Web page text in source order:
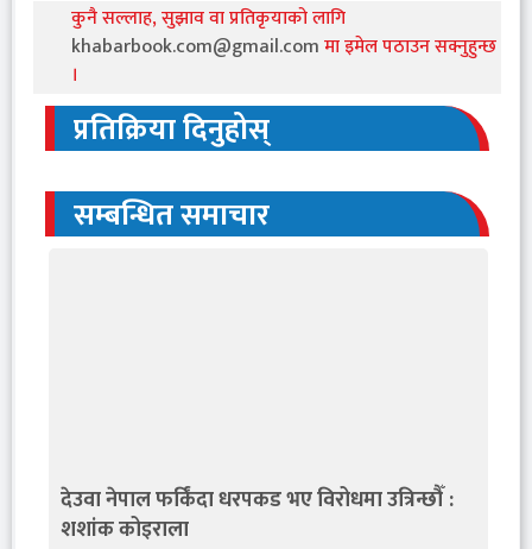
कुनै सल्लाह, सुझाव वा प्रतिकृयाको लागि
khabarbook.com@gmail.comमा इमेल पठाउन सक्नुहुन्छ
।
प्रतिक्रिया दिनुहोस्
सम्बन्धित समाचार
देउवा नेपाल फर्किंदा धरपकड भए विरोधमा उत्रिन्छौँ :
शशांक कोइराला